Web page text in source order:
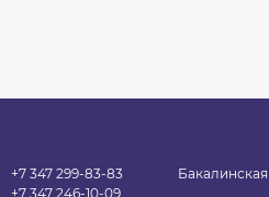
+7 347 299-83-83
+7 347 246-10-09